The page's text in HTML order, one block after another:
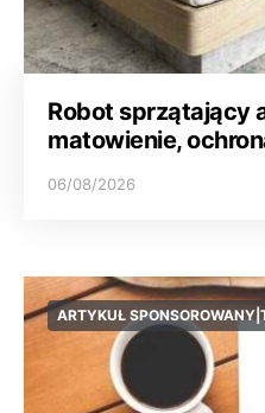
Robot sprzątający
matowienie,
06/08/2026
ARTYKUŁ